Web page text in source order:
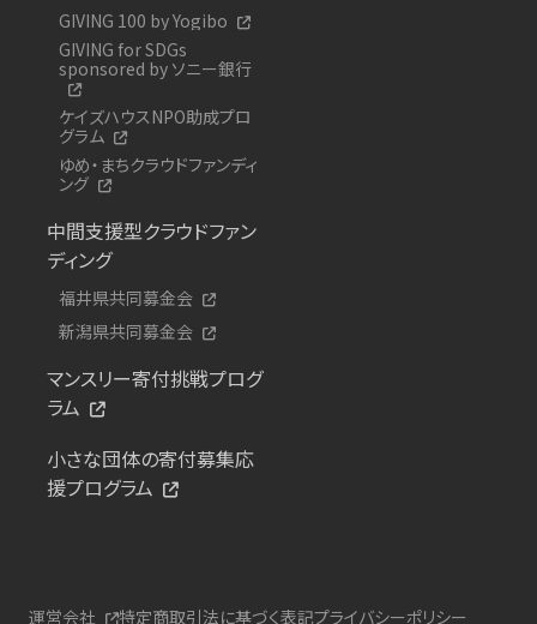
GIVING 100 by Yogibo
GIVING for SDGs
sponsored by ソニー銀行
ケイズハウスNPO助成プロ
グラム
ゆめ・まちクラウドファンディ
ング
中間支援型クラウドファン
ディング
福井県共同募金会
新潟県共同募金会
マンスリー寄付挑戦プログ
ラム
小さな団体の寄付募集応
援プログラム
運営会社 特定商取引法に基づく表記プライバシーポリシー